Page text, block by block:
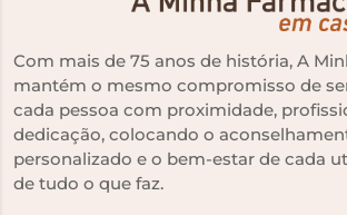
Com mais de 75 anos de história, A
mantém o mesmo compromisso de
cada pessoa com proximidade,
dedicação, colocando o
personalizado e o bem-estar de cada
de tudo o que faz.